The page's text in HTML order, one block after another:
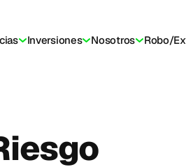
Inversiones Nosotros Robo/